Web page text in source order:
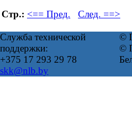
Стр.: <== Пред. След. ==>
Служба технической
поддержки:
+375 17 293 29 78
skk@nlb.by
©
©